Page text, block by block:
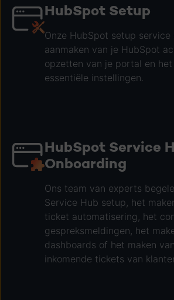
HubSpot Setup
Onze HubSpot setup
aanmaken van je HubSpot
opzetten van je portal en
essentiële instellingen.
HubSpot Service
Onboarding
Ons team van experts
Service Hub setup, het
ticket automatisering, het
gespreksmeldingen, het
dashboards of het maken
inkomende tickets van